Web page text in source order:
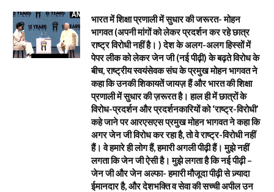
भारत में शिक्षा प्रणाली में सुधार की जरूरत- मोहन
भागवत (अपनी मांगों को लेकर प्रदर्शन कर रहे छात्र
राष्ट्र विरोधी नहीं है। ) देश के अलग-अलग हिस्सों में
पेपर लीक को लेकर जेन जी (नई पीढ़ी) के बढ़ते विरोध के
बीच, राष्ट्रीय स्वयंसेवक संघ के प्रमुख मोहन भागवत ने
कहा कि उनकी शिकायतें जायज़ हैं और भारत की शिक्षा
प्रणाली में सुधार की ज़रूरत है। हाल ही में छात्रों के
विरोध-प्रदर्शन और प्रदर्शनकारियों को ‘राष्ट्र-विरोधी’
कहे जाने पर आरएसएस प्रमुख मोहन भागवत ने कहा कि
अगर जेन जी विरोध कर रहा है, तो वे राष्ट्र-विरोधी नहीं
हैं। वे हमारे ही लोग हैं, हमारी अगली पीढ़ी हैं। मुझे नहीं
लगता कि जेन जी ऐसी है। मुझे लगता है कि नई पीढ़ी –
जेन जी और जेन अल्फा- हमारी मौजूदा पीढ़ी से ज़्यादा
ईमानदार है, और देशभक्ति व सेवा की सच्ची अपील उन